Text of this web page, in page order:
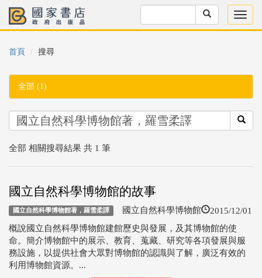
首頁 搜尋
全部 (1)
全部 相關搜尋結果 共 1 筆
國立自然科學博物館的故事
國立自然科學博物館著，羅雪柔譯 國立自然科學博物館 2015/12/01
概說國立自然科學博物館建館歷史與發展，及其博物館的使
命。簡介博物館中的展示、教育、蒐藏、研究等各項發展與服
務設施，以提供社會大眾對博物館的認識與了解，廣泛有效的
利用博物館資源。...